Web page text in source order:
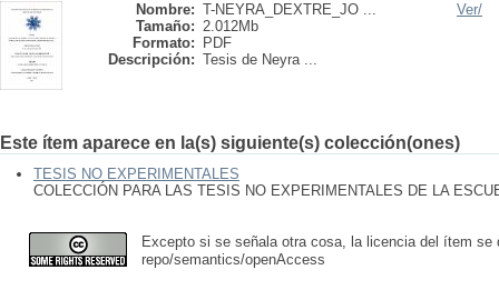
Nombre: T-NEYRA_DEXTRE_JO ...
Tamaño: 2.012Mb
Formato:
PDF
Descripción: Tesis de Neyra ...
Ver/
Este ítem aparece en la(s) siguiente(s) colección(ones)
TESIS NO EXPERIMENTALES
COLECCIÓN PARA LAS TESIS NO EXPERIMENTALES DE LA
Excepto si se señala otra cosa, la licencia del ítem se
repo/semantics/openAccess